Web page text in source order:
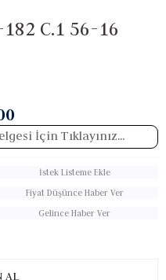
C.1 56-16
İçin Tıklayınız...
İstek Listeme Ekle
Fiyat Düşünce Haber Ver
Gelince Haber Ver